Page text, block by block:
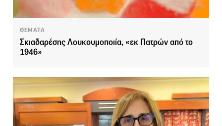
ΘΕΜΑΤΑ
Σκιαδαρέσης Λουκουμοποιία, «εκ Πατρών από το
1946»